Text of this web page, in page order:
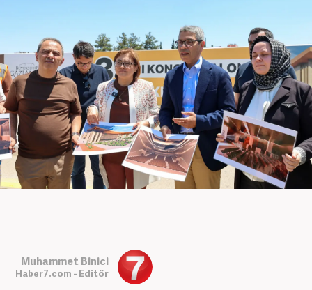
Muhammet Binici
Haber7.com - Editör